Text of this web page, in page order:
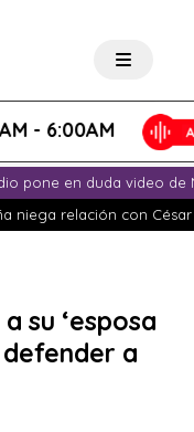
6:00AM
pone en duda video de
niega relación con
su ‘esposa
a